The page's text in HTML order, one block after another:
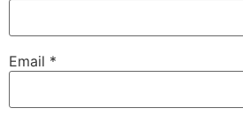
Email *